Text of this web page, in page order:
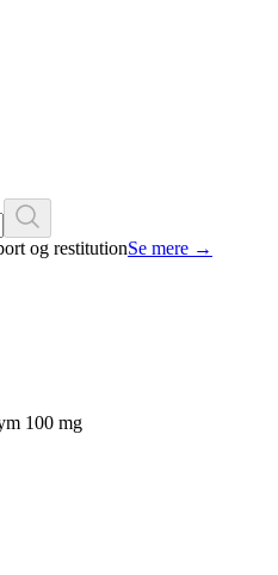
og restitutionSe mere →
100 mg